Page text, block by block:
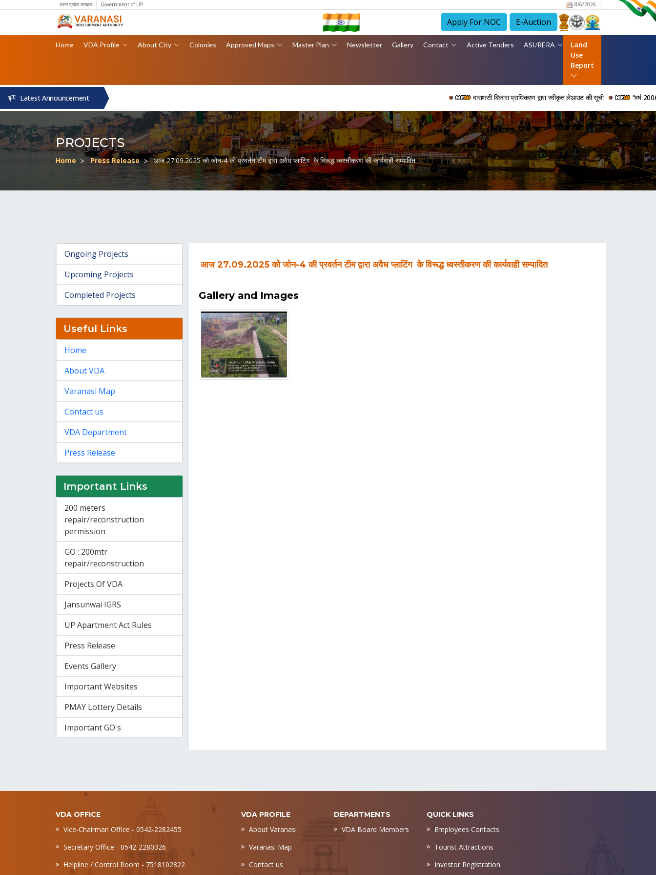
उत्तर प्रदेश सरकार Government of UP 8/6/2026
Apply For NOC E-Auction
Home VDA Profile About City Colonies Approved Maps Master Plan Newsletter Gallery Contact Active Tenders ASI/RERA
Land
Use
Report
Latest Announcement वाराणसी विकास प्राधिकरण द्वारा स्वीकृत लेआउट की सूची “वर्ष 2006 से
PROJECTS
Home Press Release आज 27.09.2025 को जोन-4 की प्रवर्तन टीम द्वारा अवैध प्लाटिंग के विरूद्ध ध्वस्तीकरण की कार्यवाही सम्पादित
आज 27.09.2025 को जोन-4 की प्रवर्तन टीम द्वारा अवैध प्लाटिंग के विरूद्ध ध्वस्तीकरण की कार्यवाही सम्पादित
Gallery and Images
Ongoing Projects
Upcoming Projects
Completed Projects
Useful Links
Home
About VDA
Varanasi Map
Contact us
VDA Department
Press Release
Important Links
200 meters
repair/reconstruction
permission
GO : 200mtr
repair/reconstruction
Projects Of VDA
Jansunwai IGRS
UP Apartment Act Rules
Press Release
Events Gallery
Important Websites
PMAY Lottery Details
Important GO's
VDA OFFICE
Vice-Chairman Office - 0542-2282455
Secretary Office - 0542-2280326
Helpline / Control Room - 7518102822
VDA PROFILE
About Varanasi
Varanasi Map
Contact us
DEPARTMENTS
VDA Board Members
QUICK LINKS
Employees Contacts
Tourist Attractions
Investor Registration